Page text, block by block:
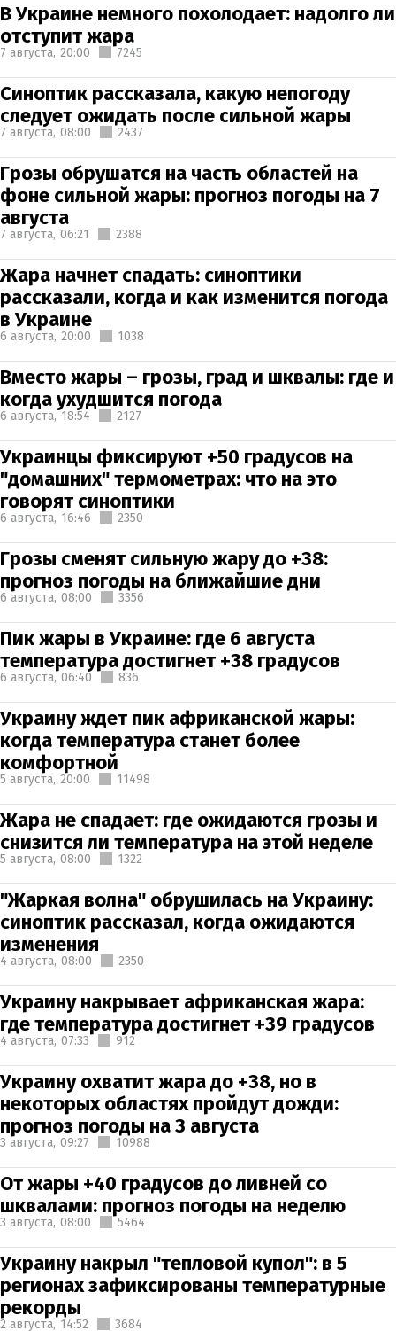
В Украине немного похолодает: надолго ли
отступит жара
7 августа, 20:00 7245
Синоптик рассказала, какую непогоду
следует ожидать после сильной жары
7 августа, 08:00 2437
Грозы обрушатся на часть областей на
фоне сильной жары: прогноз погоды на 7
августа
7 августа, 06:21 2388
Жара начнет спадать: синоптики
рассказали, когда и как изменится погода
в Украине
6 августа, 20:00 1038
Вместо жары – грозы, град и шквалы: где и
когда ухудшится погода
6 августа, 18:54 2127
Украинцы фиксируют +50 градусов на
"домашних" термометрах: что на это
говорят синоптики
6 августа, 16:46 2350
Грозы сменят сильную жару до +38:
прогноз погоды на ближайшие дни
6 августа, 08:00 3356
Пик жары в Украине: где 6 августа
температура достигнет +38 градусов
6 августа, 06:40 836
Украину ждет пик африканской жары:
когда температура станет более
комфортной
5 августа, 20:00 11498
Жара не спадает: где ожидаются грозы и
снизится ли температура на этой неделе
5 августа, 08:00 1322
"Жаркая волна" обрушилась на Украину:
синоптик рассказал, когда ожидаются
изменения
4 августа, 08:00 2350
Украину накрывает африканская жара:
где температура достигнет +39 градусов
4 августа, 07:33 912
Украину охватит жара до +38, но в
некоторых областях пройдут дожди:
прогноз погоды на 3 августа
3 августа, 09:27 10988
От жары +40 градусов до ливней со
шквалами: прогноз погоды на неделю
3 августа, 08:00 5464
Украину накрыл "тепловой купол": в 5
регионах зафиксированы температурные
рекорды
2 августа, 14:52 3684